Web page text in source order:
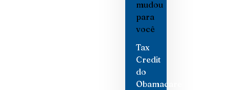
Tax
Credit
do
Obamacare